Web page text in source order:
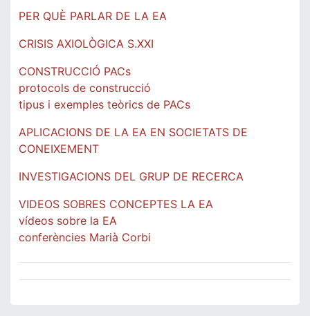
PER QUÈ PARLAR DE LA EA
CRISIS AXIOLÒGICA S.XXI
CONSTRUCCIÓ PACs
protocols de construcció
tipus i exemples teòrics de PACs
APLICACIONS DE LA EA EN SOCIETATS DE
CONEIXEMENT
INVESTIGACIONS DEL GRUP DE RECERCA
VIDEOS SOBRES CONCEPTES LA EA
vídeos sobre la EA
conferències Marià Corbi